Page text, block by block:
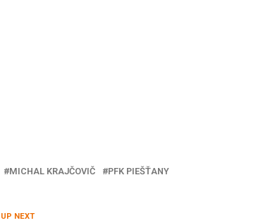
MICHAL KRAJČOVIČ
PFK PIEŠŤANY
UP NEXT